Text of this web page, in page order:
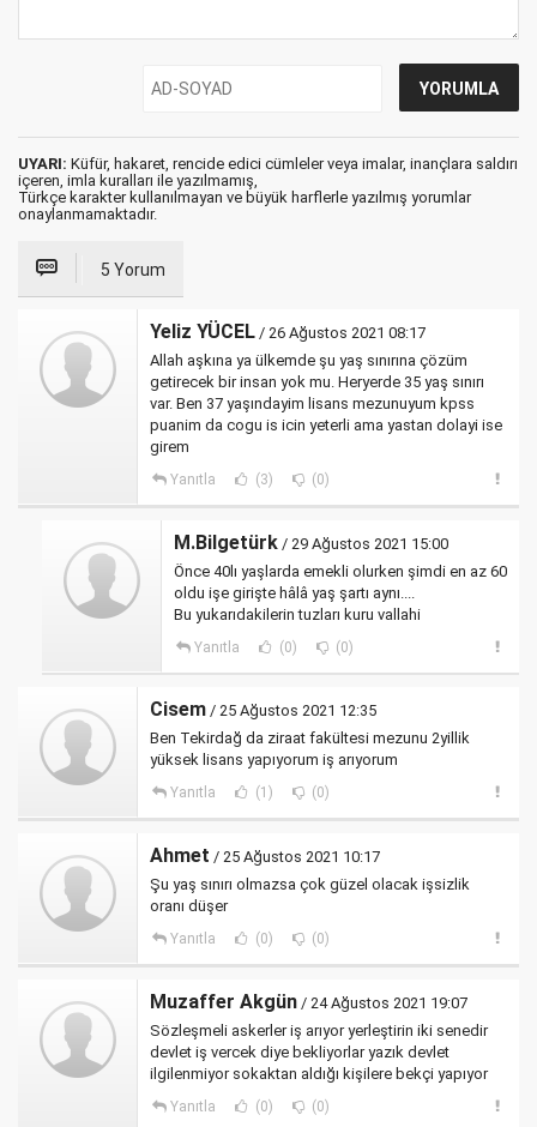
UYARI: Küfür, hakaret, rencide edici cümleler veya imalar, inançlara saldırı
içeren, imla kuralları ile yazılmamış,
Türkçe karakter kullanılmayan ve büyük harflerle yazılmış yorumlar
onaylanmamaktadır.
5 Yorum
Yeliz YÜCEL / 26 Ağustos 2021 08:17
Allah aşkına ya ülkemde şu yaş sınırına çözüm
getirecek bir insan yok mu. Heryerde 35 yaş sınırı
var. Ben 37 yaşındayim lisans mezunuyum kpss
puanim da cogu is icin yeterli ama yastan dolayi ise
girem
Yanıtla (3) (0)
M.Bilgetürk / 29 Ağustos 2021 15:00
Önce 40lı yaşlarda emekli olurken şimdi en az 60
oldu işe girişte hâlâ yaş şartı aynı....
Bu yukarıdakilerin tuzları kuru vallahi
Yanıtla (0) (0)
Cisem / 25 Ağustos 2021 12:35
Ben Tekirdağ da ziraat fakültesi mezunu 2yillik
yüksek lisans yapıyorum iş arıyorum
Yanıtla (1) (0)
Ahmet / 25 Ağustos 2021 10:17
Şu yaş sınırı olmazsa çok güzel olacak işsizlik
oranı düşer
Yanıtla (0) (0)
Muzaffer Akgün / 24 Ağustos 2021 19:07
Sözleşmeli askerler iş arıyor yerleştirin iki senedir
devlet iş vercek diye bekliyorlar yazık devlet
ilgilenmiyor sokaktan aldığı kişilere bekçi yapıyor
Yanıtla (0) (0)